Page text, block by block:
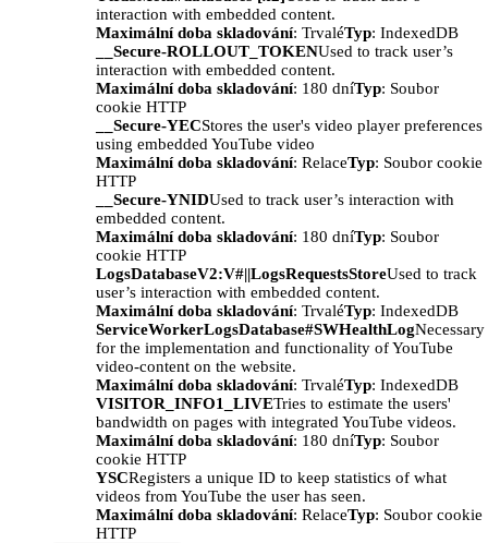
interaction with embedded content.
Maximální doba skladování: TrvaléTyp: IndexedDB
__Secure-ROLLOUT_TOKENUsed to track user’s
interaction with embedded content.
Maximální doba skladování: 180 dníTyp: Soubor
cookie HTTP
__Secure-YECStores the user's video player preferences
using embedded YouTube video
Maximální doba skladování: RelaceTyp: Soubor cookie
HTTP
__Secure-YNIDUsed to track user’s interaction with
embedded content.
Maximální doba skladování: 180 dníTyp: Soubor
cookie HTTP
LogsDatabaseV2:V#||LogsRequestsStoreUsed to track
user’s interaction with embedded content.
Maximální doba skladování: TrvaléTyp: IndexedDB
ServiceWorkerLogsDatabase#SWHealthLogNecessary
for the implementation and functionality of YouTube
video-content on the website.
Maximální doba skladování: TrvaléTyp: IndexedDB
VISITOR_INFO1_LIVETries to estimate the users'
bandwidth on pages with integrated YouTube videos.
Maximální doba skladování: 180 dníTyp: Soubor
cookie HTTP
YSCRegisters a unique ID to keep statistics of what
videos from YouTube the user has seen.
Maximální doba skladování: RelaceTyp: Soubor cookie
HTTP